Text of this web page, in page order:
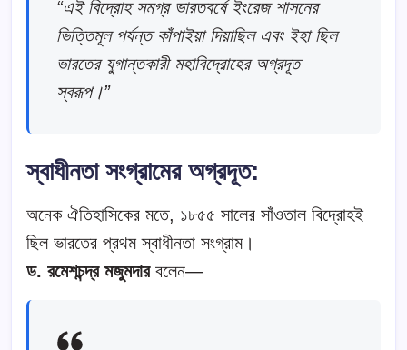
“এই বিদ্রোহ সমগ্র ভারতবর্ষে ইংরেজ শাসনের
ভিত্তিমূল পর্যন্ত কাঁপাইয়া দিয়াছিল এবং ইহা ছিল
ভারতের যুগান্তকারী মহাবিদ্রোহের অগ্রদূত
স্বরূপ।”
স্বাধীনতা সংগ্রামের অগ্রদূত:
অনেক ঐতিহাসিকের মতে, ১৮৫৫ সালের সাঁওতাল বিদ্রোহই
ছিল ভারতের প্রথম স্বাধীনতা সংগ্রাম।
ড. রমেশচন্দ্র মজুমদারবলেন—